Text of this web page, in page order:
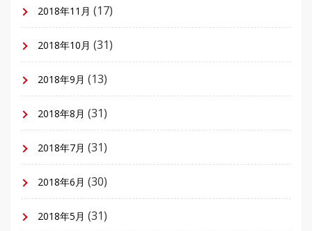
2018年11月 (17)
2018年10月 (31)
2018年9月 (13)
2018年8月 (31)
2018年7月 (31)
2018年6月 (30)
2018年5月 (31)